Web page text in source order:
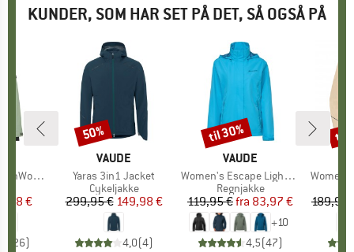
KUNDER, SOM HAR SET PÅ DET, SÅ OGSÅ PÅ
III Jacket
pris
€
26)
MÆRKE
VAUDE
Artikel
Yaras 3in1 Jacket
Produktgruppe
Cykeljakke
Pris
299,95 €Nedsat pris
149,98 €
4,0(4)
Rabat
50%
MÆRKE
VAUDE
Artikel
Women's Escape Light Jacket
Produktgruppe
Regnjakke
Pris
119,95 € Nedsat pris
fra 83,97 €
+10
4,5(47)
Rabat
til 30%
Artikel
189,95
til